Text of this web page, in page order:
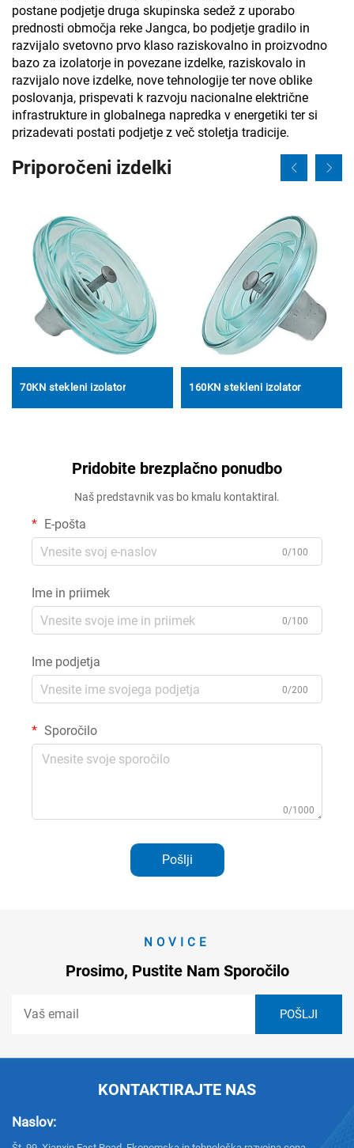
postane podjetje druga skupinska sedež z uporabo
prednosti območja reke Jangca, bo podjetje gradilo in
razvijalo svetovno prvo klaso raziskovalno in proizvodno
bazo za izolatorje in povezane izdelke, raziskovalo in
razvijalo nove izdelke, nove tehnologije ter nove oblike
poslovanja, prispevati k razvoju nacionalne električne
infrastrukture in globalnega napredka v energetiki ter si
prizadevati postati podjetje z več stoletja tradicije.
Priporočeni izdelki
70KN stekleni izolator 160KN stekleni izolator
Pridobite brezplačno ponudbo
Naš predstavnik vas bo kmalu kontaktiral.
E-pošta
0/100
Ime in priimek
0/100
Ime podjetja
0/200
Sporočilo
0/1000
Pošlji
NOVICE
Prosimo, Pustite Nam Sporočilo
KONTAKTIRAJTE NAS
Naslov: